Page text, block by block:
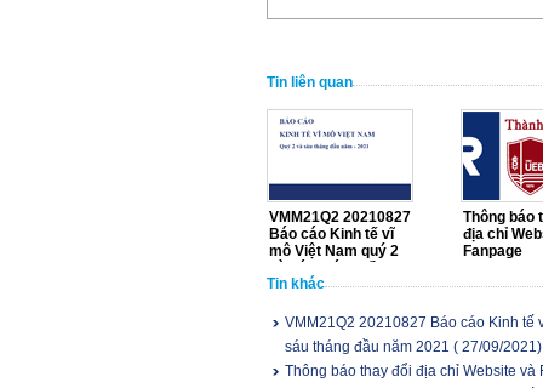
Tin liên quan
VMM21Q2 20210827
Báo cáo Kinh tế vĩ
mô Việt Nam quý 2
năm 2021
Thông báo
địa chỉ
Fanpage
Tin khác
VMM21Q2 20210827 Báo cáo Kinh tế
sáu tháng đầu năm 2021 ( 27/09/2021)
Thông báo thay đổi địa chỉ Website và